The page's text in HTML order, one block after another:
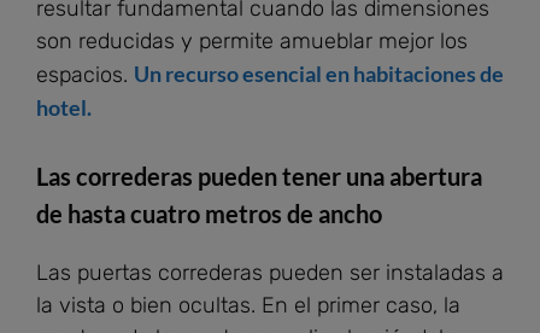
resultar fundamental cuando las dimensiones
son reducidas y permite amueblar mejor los
espacios. Un recurso esencial en habitaciones de
hotel.
Las correderas pueden tener una abertura
de hasta cuatro metros de ancho
Las puertas correderas pueden ser instaladas a
la vista o bien ocultas. En el primer caso, la